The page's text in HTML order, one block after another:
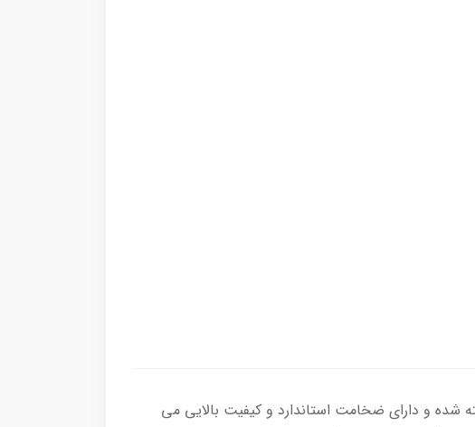
با سنگ عقیق مشکی درجه یک ، رکاب انگشتر از نقره اصل با عیار بین المللی 925 ساخته شده و دارای ضخامت استاندارد و کیفیت بالایی می‌